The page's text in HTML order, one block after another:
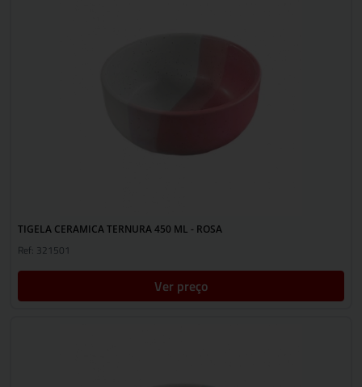
TIGELA CERAMICA TERNURA 450 ML - ROSA
Ref: 321501
Ver preço